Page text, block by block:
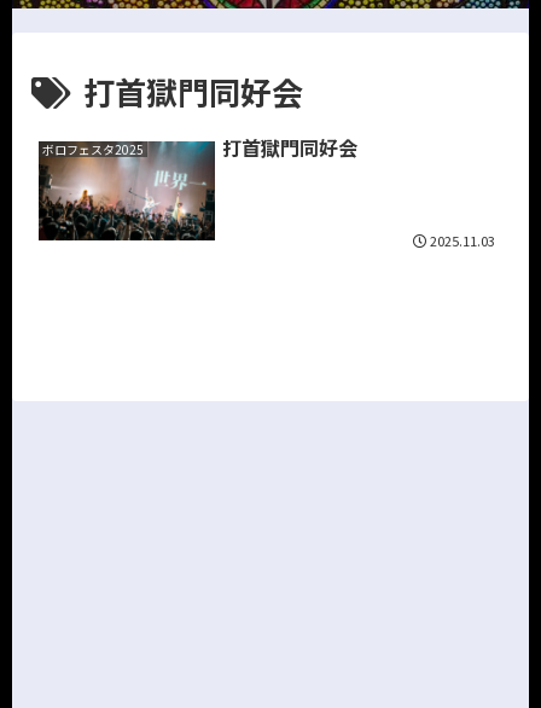
打首獄門同好会
ボロフェスタ2025 打首獄門同好会
2025.11.03